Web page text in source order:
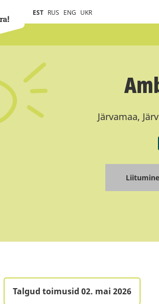
EST RUS ENG UKR
Järvamaa,
Liitumine
Talgud toimusid 02. mai 2026